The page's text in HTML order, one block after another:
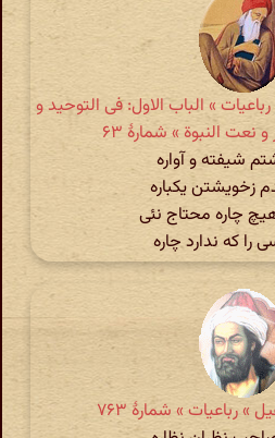
» الباب الاول: فی التوحید و
نعت النبوة » شمارهٔ ۶۳
شیفته و آواره
زخویشتن یکباره
چاره محتاج نئی
را که ندارد چاره
رباعیات » شمارهٔ ۷۶۳